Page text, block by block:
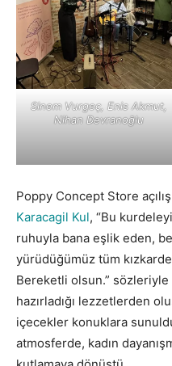
Sinem Vurgeç, Enis Akmut,
Nihan Devranoğlu
Poppy Concept Store
Karacagil Kul, “Bu
ruhuyla bana eşlik eden,
yürüdüğümüz tüm
Bereketli olsun.” sözleriyle
hazırladığı lezzetlerden
içecekler konuklara
atmosferde, kadın